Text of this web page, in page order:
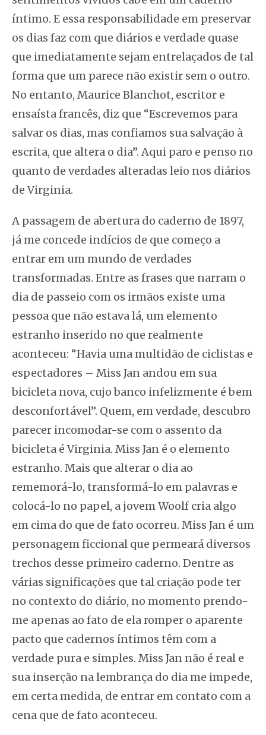
íntimo. E essa responsabilidade em preservar
os dias faz com que diários e verdade quase
que imediatamente sejam entrelaçados de tal
forma que um parece não existir sem o outro.
No entanto, Maurice Blanchot, escritor e
ensaísta francês, diz que “Escrevemos para
salvar os dias, mas confiamos sua salvação à
escrita, que altera o dia”. Aqui paro e penso no
quanto de verdades alteradas leio nos diários
de Virginia.
A passagem de abertura do caderno de 1897,
já me concede indícios de que começo a
entrar em um mundo de verdades
transformadas. Entre as frases que narram o
dia de passeio com os irmãos existe uma
pessoa que não estava lá, um elemento
estranho inserido no que realmente
aconteceu: “Havia uma multidão de ciclistas e
espectadores – Miss Jan andou em sua
bicicleta nova, cujo banco infelizmente é bem
desconfortável”. Quem, em verdade, descubro
parecer incomodar-se com o assento da
bicicleta é Virginia. Miss Jan é o elemento
estranho. Mais que alterar o dia ao
rememorá-lo, transformá-lo em palavras e
colocá-lo no papel, a jovem Woolf cria algo
em cima do que de fato ocorreu. Miss Jan é um
personagem ficcional que permeará diversos
trechos desse primeiro caderno. Dentre as
várias significações que tal criação pode ter
no contexto do diário, no momento prendo-
me apenas ao fato de ela romper o aparente
pacto que cadernos íntimos têm com a
verdade pura e simples. Miss Jan não é real e
sua inserção na lembrança do dia me impede,
em certa medida, de entrar em contato com a
cena que de fato aconteceu.